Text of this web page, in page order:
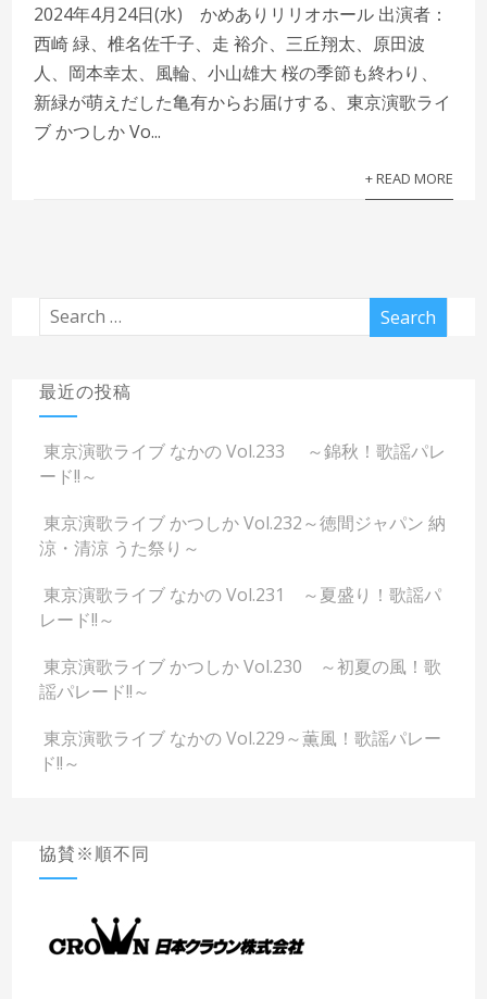
2024年4月24日(水) かめありリリオホール 出演者：
西崎 緑、椎名佐千子、走 裕介、三丘翔太、原田波
人、岡本幸太、風輪、小山雄大 桜の季節も終わり、
新緑が萌えだした亀有からお届けする、東京演歌ライ
ブ かつしか Vo...
+ READ MORE
最近の投稿
東京演歌ライブ なかの Vol.233 ～錦秋！歌謡パレ
ード!!～
東京演歌ライブ かつしか Vol.232～徳間ジャパン 納
涼・清涼 うた祭り～
東京演歌ライブ なかの Vol.231 ～夏盛り！歌謡パ
レード!!～
東京演歌ライブ かつしか Vol.230 ～初夏の風！歌
謡パレード!!～
東京演歌ライブ なかの Vol.229～薫風！歌謡パレー
ド!!～
協賛※順不同